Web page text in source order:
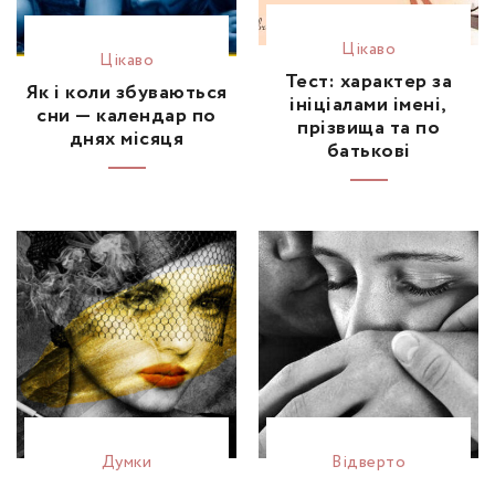
Цікаво
Як і коли збуваються
сни — календар по
днях місяця
Цікаво
Тест: характер за
ініціалами імені,
прізвища та по
батькові
Думки Відвертo